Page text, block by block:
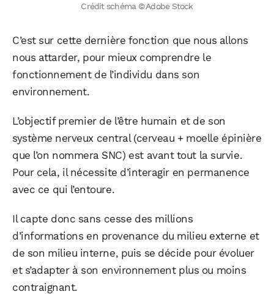
Crédit schéma © Adobe Stock
C’est sur cette dernière fonction que nous allons
nous attarder, pour mieux comprendre le
fonctionnement de l’individu dans son
environnement.
L’objectif premier de l’être humain et de son
système nerveux central (cerveau + moelle épinière
que l’on nommera SNC) est avant tout la survie.
Pour cela, il nécessite d’interagir en permanence
avec ce qui l’entoure.
Il capte donc sans cesse des millions
d’informations en provenance du milieu externe et
de son milieu interne, puis se décide pour évoluer
et s’adapter à son environnement plus ou moins
contraignant.